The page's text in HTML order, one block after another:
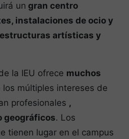
un gran centro
instalaciones de ocio y
artísticas y
la IEU ofrece muchos
los múltiples intereses de
profesionales ,
geográficos. Los
tienen lugar en el campus